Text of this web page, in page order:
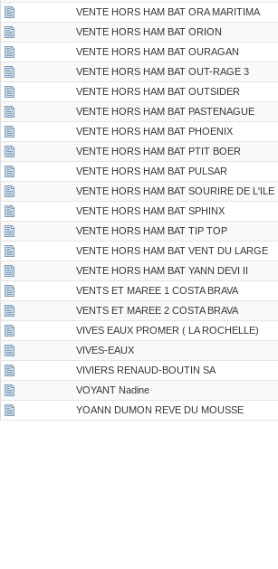
VENTE HORS HAM BAT ORA MARITIMA
VENTE HORS HAM BAT ORION
VENTE HORS HAM BAT OURAGAN
VENTE HORS HAM BAT OUT-RAGE 3
VENTE HORS HAM BAT OUTSIDER
VENTE HORS HAM BAT PASTENAGUE
VENTE HORS HAM BAT PHOENIX
VENTE HORS HAM BAT PTIT BOER
VENTE HORS HAM BAT PULSAR
VENTE HORS HAM BAT SOURIRE DE L'ILE
VENTE HORS HAM BAT SPHINX
VENTE HORS HAM BAT TIP TOP
VENTE HORS HAM BAT VENT DU LARGE
VENTE HORS HAM BAT YANN DEVI II
VENTS ET MAREE 1 COSTA BRAVA
VENTS ET MAREE 2 COSTA BRAVA
VIVES EAUX PROMER ( LA ROCHELLE)
VIVES-EAUX
VIVIERS RENAUD-BOUTIN SA
VOYANT Nadine
YOANN DUMON REVE DU MOUSSE